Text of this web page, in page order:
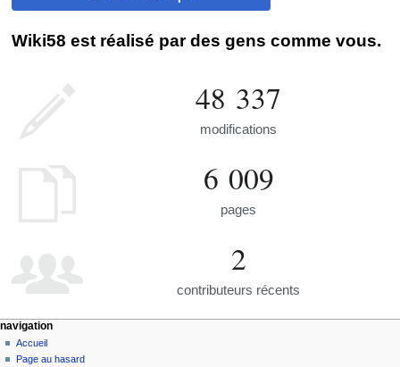
Wiki58 est réalisé par des gens comme vous.
48 337
modifications
6 009
pages
2
contributeurs récents
navigation
Accueil
Page au hasard